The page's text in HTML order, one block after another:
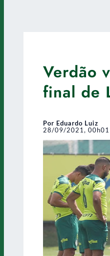
Verdão
final de
Por Eduardo Luiz
28/09/2021, 00h01